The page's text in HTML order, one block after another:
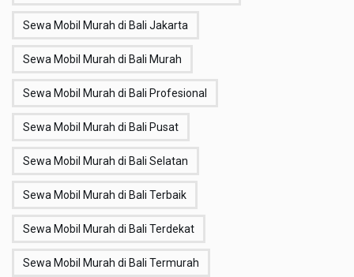
Sewa Mobil Murah di Bali Jakarta
Sewa Mobil Murah di Bali Murah
Sewa Mobil Murah di Bali Profesional
Sewa Mobil Murah di Bali Pusat
Sewa Mobil Murah di Bali Selatan
Sewa Mobil Murah di Bali Terbaik
Sewa Mobil Murah di Bali Terdekat
Sewa Mobil Murah di Bali Termurah